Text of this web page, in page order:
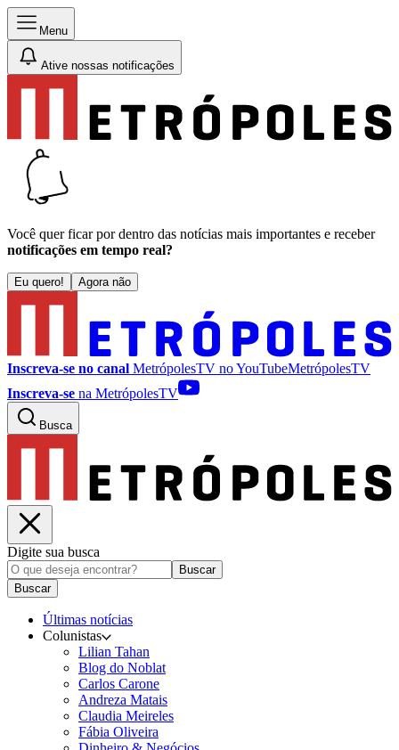
Menu
Ative nossas notificações
Você quer ficar por dentro das notícias mais importantes e receber
notificações em tempo real?
Eu quero! Agora não
Inscreva-se no canal MetrópolesTV noYouTubeMetrópolesTV
Inscreva-se na MetrópolesTV
Busca
Digite sua busca
Buscar
Buscar
Últimas notícias
Colunistas
Lilian Tahan
Blog do Noblat
Carlos Carone
Andreza Matais
Claudia Meireles
Fábia Oliveira